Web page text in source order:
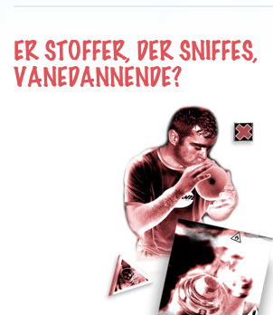
ER STOFFER, DER SNIFFES,
VANEDANNENDE?